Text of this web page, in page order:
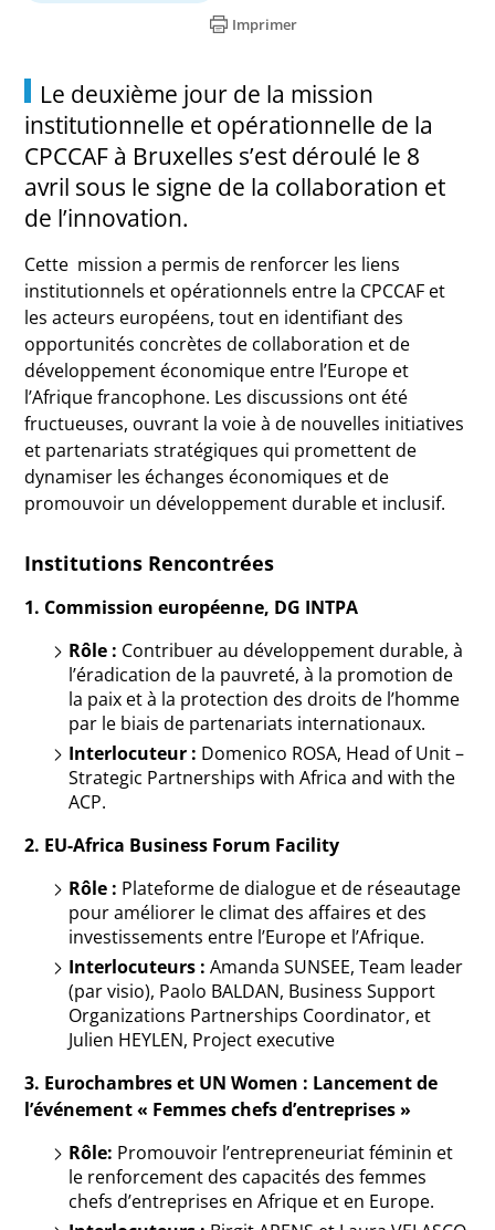
Imprimer
Le deuxième jour de la mission
institutionnelle et opérationnelle de la
CPCCAF à Bruxelles s’est déroulé le 8
avril sous le signe de la collaboration et
de l’innovation.
Cette mission a permis de renforcer les liens
institutionnels et opérationnels entre la CPCCAF et
les acteurs européens, tout en identifiant des
opportunités concrètes de collaboration et de
développement économique entre l’Europe et
l’Afrique francophone. Les discussions ont été
fructueuses, ouvrant la voie à de nouvelles initiatives
et partenariats stratégiques qui promettent de
dynamiser les échanges économiques et de
promouvoir un développement durable et inclusif.
Institutions Rencontrées
1. Commission européenne, DG INTPA
Rôle : Contribuer au développement durable, à
l’éradication de la pauvreté, à la promotion de
la paix et à la protection des droits de l’homme
par le biais de partenariats internationaux.
Interlocuteur : Domenico ROSA, Head of Unit –
Strategic Partnerships with Africa and with the
ACP.
2. EU-Africa Business Forum Facility
Rôle : Plateforme de dialogue et de réseautage
pour améliorer le climat des affaires et des
investissements entre l’Europe et l’Afrique.
Interlocuteurs : Amanda SUNSEE, Team leader
(par visio), Paolo BALDAN, Business Support
Organizations Partnerships Coordinator, et
Julien HEYLEN, Project executive
3. Eurochambres et UN Women : Lancement de
l’événement « Femmes chefs d’entreprises »
Rôle: Promouvoir l’entrepreneuriat féminin et
le renforcement des capacités des femmes
chefs d’entreprises en Afrique et en Europe.